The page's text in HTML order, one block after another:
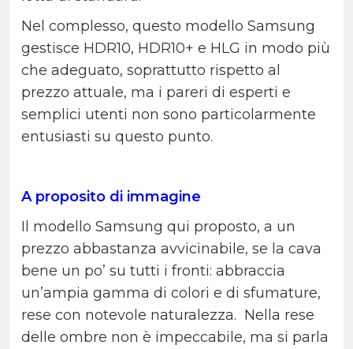
Nel complesso, questo modello Samsung
gestisce HDR10, HDR10+ e HLG in modo più
che adeguato, soprattutto rispetto al
prezzo attuale, ma i pareri di esperti e
semplici utenti non sono particolarmente
entusiasti su questo punto.
A proposito di immagine
Il modello Samsung qui proposto, a un
prezzo abbastanza avvicinabile, se la cava
bene un po’ su tutti i fronti: abbraccia
un’ampia gamma di colori e di sfumature,
rese con notevole naturalezza. Nella rese
delle ombre non è impeccabile, ma si parla